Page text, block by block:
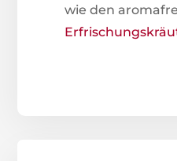
wie den